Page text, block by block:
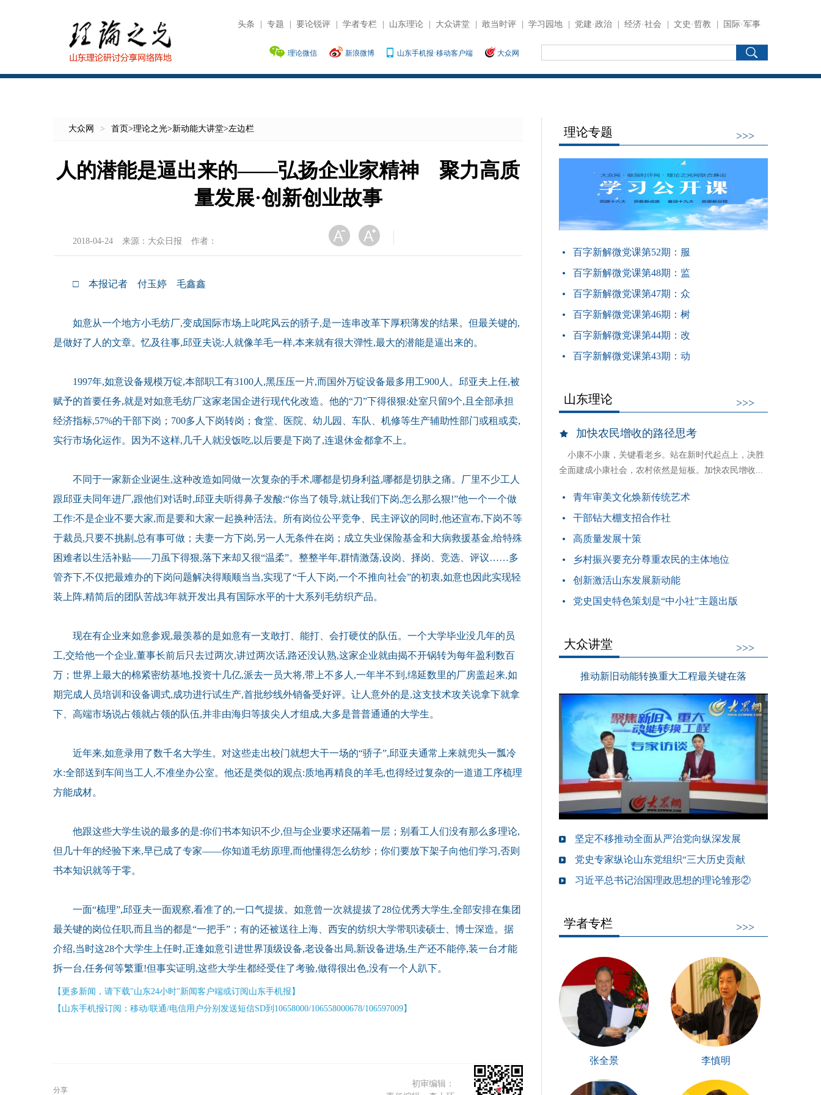
头条 专题 要论锐评 学者专栏 山东理论 大众讲堂 敢当时评 学习园地 党建·政治 经济·社会 文史·哲教 国际·军事
理论微信 新浪微博 山东手机报·移动客户端 大众网
大众网 > 首页>理论之光>新动能大讲堂>左边栏
人的潜能是逼出来的——弘扬企业家精神 聚力高质
量发展·创新创业故事
2018-04-24 来源： 大众日报 作者：
□ 本报记者 付玉婷 毛鑫鑫
如意从一个地方小毛纺厂,变成国际市场上叱咤风云的骄子,是一连串改革下厚积薄发的结果。但最关键的,
是做好了人的文章。忆及往事,邱亚夫说:人就像羊毛一样,本来就有很大弹性,最大的潜能是逼出来的。
1997年,如意设备规模万锭,本部职工有3100人,黑压压一片,而国外万锭设备最多用工900人。邱亚夫上任,被
赋予的首要任务,就是对如意毛纺厂这家老国企进行现代化改造。他的“刀”下得很狠:处室只留9个,且全部承担
经济指标,57%的干部下岗；700多人下岗转岗；食堂、医院、幼儿园、车队、机修等生产辅助性部门或租或卖,
实行市场化运作。因为不这样,几千人就没饭吃,以后要是下岗了,连退休金都拿不上。
不同于一家新企业诞生,这种改造如同做一次复杂的手术,哪都是切身利益,哪都是切肤之痛。厂里不少工人
跟邱亚夫同年进厂,跟他们对话时,邱亚夫听得鼻子发酸:“你当了领导,就让我们下岗,怎么那么狠!”他一个一个做
工作:不是企业不要大家,而是要和大家一起换种活法。所有岗位公平竞争、民主评议的同时,他还宣布,下岗不等
于裁员,只要不挑剔,总有事可做；夫妻一方下岗,另一人无条件在岗；成立失业保险基金和大病救援基金,给特殊
困难者以生活补贴——刀虽下得狠,落下来却又很“温柔”。整整半年,群情激荡,设岗、择岗、竞选、评议……多
管齐下,不仅把最难办的下岗问题解决得顺顺当当,实现了“千人下岗,一个不推向社会”的初衷,如意也因此实现轻
装上阵,精简后的团队苦战3年就开发出具有国际水平的十大系列毛纺织产品。
现在有企业来如意参观,最羡慕的是如意有一支敢打、能打、会打硬仗的队伍。一个大学毕业没几年的员
工,交给他一个企业,董事长前后只去过两次,讲过两次话,路还没认熟,这家企业就由揭不开锅转为每年盈利数百
万；世界上最大的棉紧密纺基地,投资十几亿,派去一员大将,带上不多人,一年半不到,绵延数里的厂房盖起来,如
期完成人员培训和设备调式,成功进行试生产,首批纱线外销备受好评。让人意外的是,这支技术攻关说拿下就拿
下、高端市场说占领就占领的队伍,并非由海归等拔尖人才组成,大多是普普通通的大学生。
近年来,如意录用了数千名大学生。对这些走出校门就想大干一场的“骄子”,邱亚夫通常上来就兜头一瓢冷
水:全部送到车间当工人,不准坐办公室。他还是类似的观点:质地再精良的羊毛,也得经过复杂的一道道工序梳理
方能成材。
他跟这些大学生说的最多的是:你们书本知识不少,但与企业要求还隔着一层；别看工人们没有那么多理论,
但几十年的经验下来,早已成了专家——你知道毛纺原理,而他懂得怎么纺纱；你们要放下架子向他们学习,否则
书本知识就等于零。
一面“梳理”,邱亚夫一面观察,看准了的,一口气提拔。如意曾一次就提拔了28位优秀大学生,全部安排在集团
最关键的岗位任职,而且当的都是“一把手”；有的还被送往上海、西安的纺织大学带职读硕士、博士深造。据
介绍,当时这28个大学生上任时,正逢如意引进世界顶级设备,老设备出局,新设备进场,生产还不能停,装一台才能
拆一台,任务何等繁重!但事实证明,这些大学生都经受住了考验,做得很出色,没有一个人趴下。
【更多新闻，请下载"山东24小时"新闻客户端或订阅山东手机报】
【山东手机报订阅：移动/联通/电信用户分别发送短信SD到10658000/106558000678/106597009】
分享
初审编辑：
理论专题 >>>
百字新解微党课第52期：服
百字新解微党课第48期：监
百字新解微党课第47期：众
百字新解微党课第46期：树
百字新解微党课第44期：改
百字新解微党课第43期：动
山东理论 >>>
加快农民增收的路径思考
小康不小康，关键看老乡。站在新时代起点上，决胜
全面建成小康社会，农村依然是短板。加快农民增收...
青年审美文化焕新传统艺术
干部钻大棚支招合作社
高质量发展十策
乡村振兴要充分尊重农民的主体地位
创新激活山东发展新动能
党史国史特色策划是“中小社”主题出版
大众讲堂 >>>
推动新旧动能转换重大工程最关键在落
坚定不移推动全面从严治党向纵深发展
党史专家纵论山东党组织“三大历史贡献
习近平总书记治国理政思想的理论雏形②
学者专栏 >>>
张全景 李慎明